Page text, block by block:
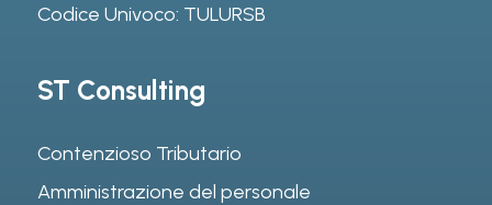
Codice Univoco: TULURSB
ST Consulting
Contenzioso Tributario
Amministrazione del personale